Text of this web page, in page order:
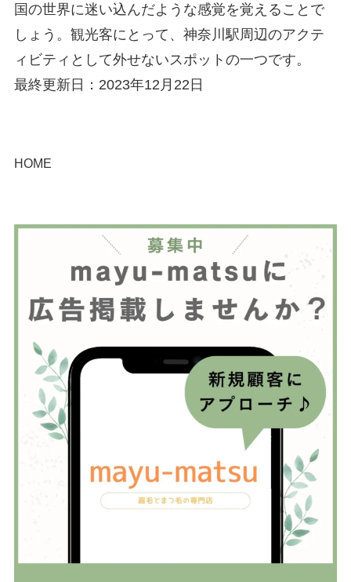
国の世界に迷い込んだような感覚を覚えることで
しょう。観光客にとって、神奈川駅周辺のアクテ
ィビティとして外せないスポットの一つです。
最終更新日：2023年12月22日
HOME